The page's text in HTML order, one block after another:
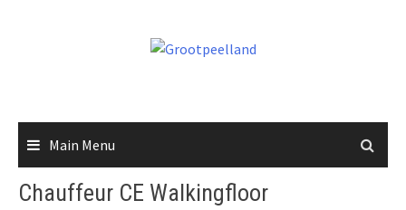
Main Menu
Chauffeur CE Walkingfloor